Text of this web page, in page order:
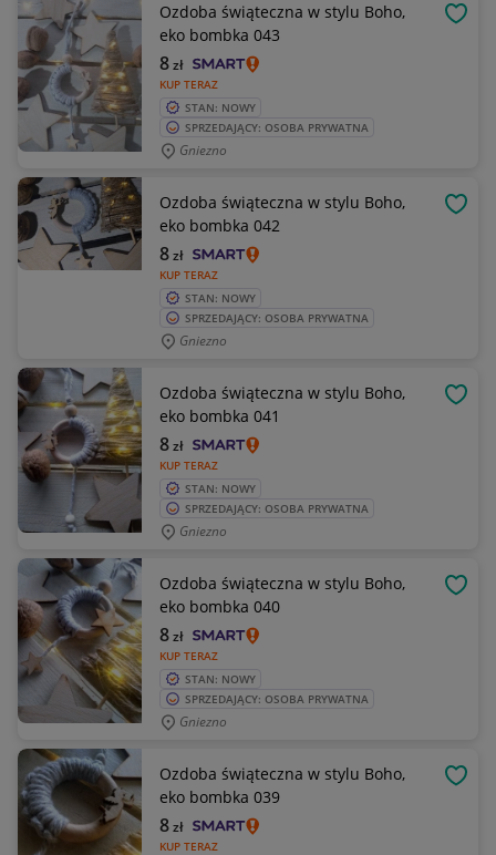
Ozdoba świąteczna w stylu Boho,
eko bombka 043
KUP TERAZ
8zł
STAN: NOWY
SPRZEDAJĄCY: OSOBA PRYWATNA
Gniezno
Ozdoba świąteczna w stylu Boho,
eko bombka 042
KUP TERAZ
8zł
STAN: NOWY
SPRZEDAJĄCY: OSOBA PRYWATNA
Gniezno
Ozdoba świąteczna w stylu Boho,
eko bombka 041
KUP TERAZ
8zł
STAN: NOWY
SPRZEDAJĄCY: OSOBA PRYWATNA
Gniezno
Ozdoba świąteczna w stylu Boho,
eko bombka 040
KUP TERAZ
8zł
STAN: NOWY
SPRZEDAJĄCY: OSOBA PRYWATNA
Gniezno
Ozdoba świąteczna w stylu Boho,
eko bombka 039
KUP TERAZ
8zł